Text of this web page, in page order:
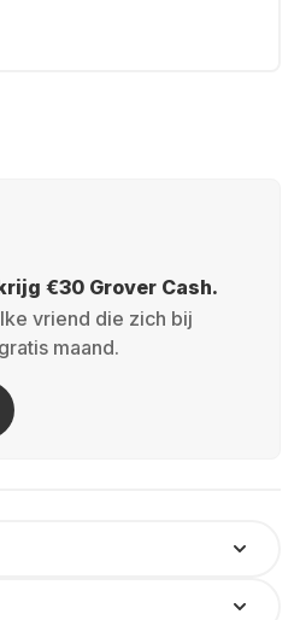
€30 Grover Cash.
vriend die zich bij
maand.